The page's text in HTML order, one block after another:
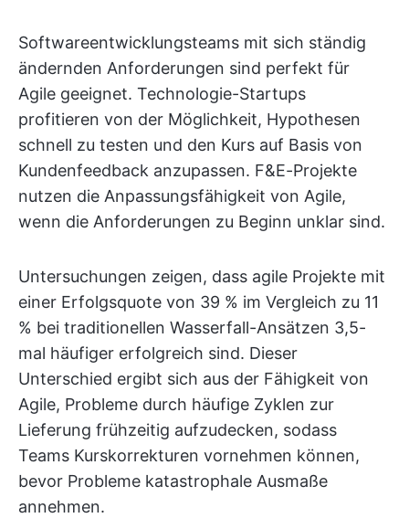
Softwareentwicklungsteams mit sich ständig
ändernden Anforderungen sind perfekt für
Agile geeignet. Technologie-Startups
profitieren von der Möglichkeit, Hypothesen
schnell zu testen und den Kurs auf Basis von
Kundenfeedback anzupassen. F&E-Projekte
nutzen die Anpassungsfähigkeit von Agile,
wenn die Anforderungen zu Beginn unklar sind.
Untersuchungen zeigen, dass agile Projekte mit
einer Erfolgsquote von 39 % im Vergleich zu 11
% bei traditionellen Wasserfall-Ansätzen 3,5-
mal häufiger erfolgreich sind. Dieser
Unterschied ergibt sich aus der Fähigkeit von
Agile, Probleme durch häufige Zyklen zur
Lieferung frühzeitig aufzudecken, sodass
Teams Kurskorrekturen vornehmen können,
bevor Probleme katastrophale Ausmaße
annehmen.